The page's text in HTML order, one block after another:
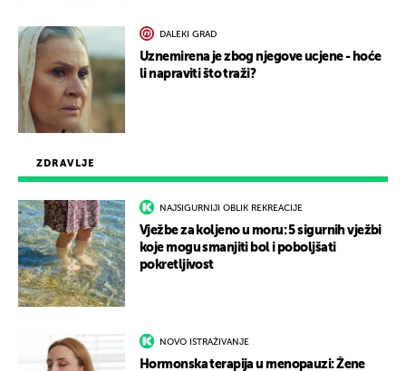
ZDRAVLJE
NAJSIGURNIJI OBLIK REKREACIJE
Vježbe za koljeno u moru: 5 sigurnih vježbi
koje mogu smanjiti bol i poboljšati
pokretljivost
NOVO ISTRAŽIVANJE
Hormonska terapija u menopauzi: Žene
DALEKI GRAD
Uznemirena je zbog njegove ucjene - hoće
li napraviti što traži?